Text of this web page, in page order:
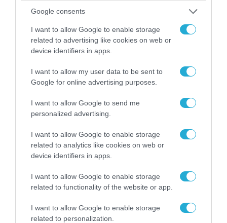
Google consents
I want to allow Google to enable storage
related to advertising like cookies on web or
device identifiers in apps.
I want to allow my user data to be sent to
Google for online advertising purposes.
I want to allow Google to send me
personalized advertising.
I want to allow Google to enable storage
related to analytics like cookies on web or
device identifiers in apps.
I want to allow Google to enable storage
related to functionality of the website or app.
I want to allow Google to enable storage
related to personalization.
Χιροσίμα!
POPULAR 24H
07.08.2026 | 01:02
Ελέγχεται αμοντάριστο βίντεο της σύγκρουσης
των ελικοπτέρων στην Ψάθα – Σενάριο για
τρίτο ελικόπτερο